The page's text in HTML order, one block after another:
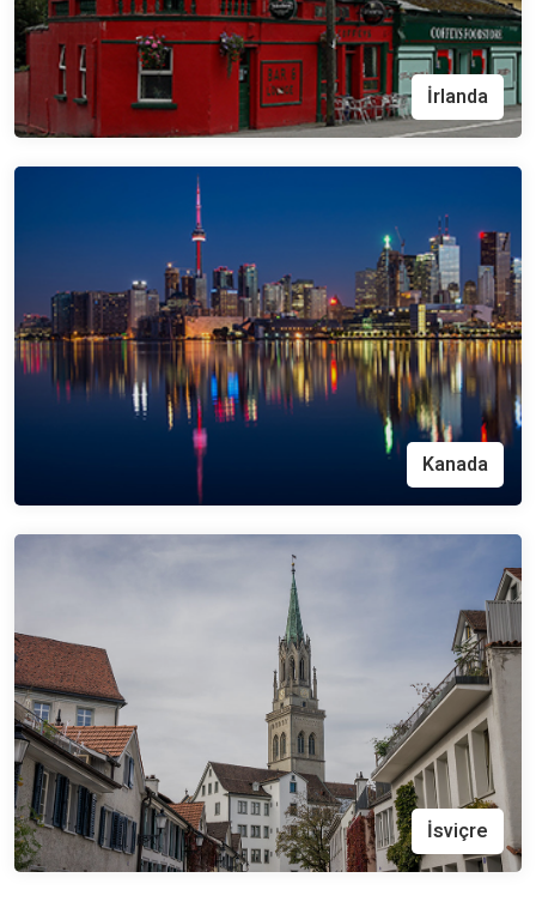
İrlanda
Kanada
İsviçre